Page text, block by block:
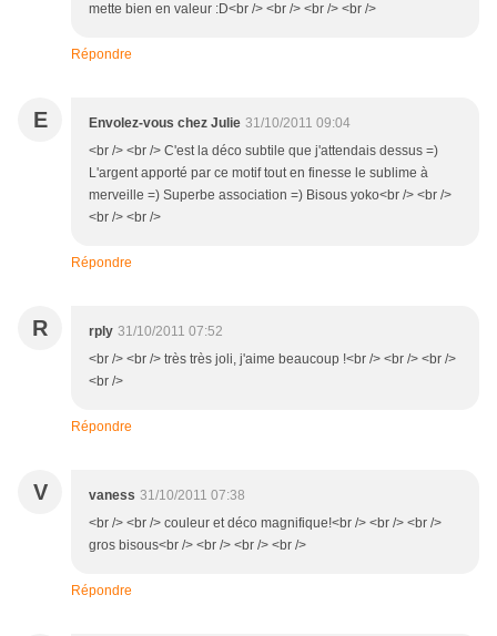
mette bien en valeur :D<br /> <br /> <br /> <br />
Répondre
E Envolez-vous chez Julie 31/10/2011 09:04
<br /> <br /> C'est la déco subtile que j'attendais dessus =)
L'argent apporté par ce motif tout en finesse le sublime à
merveille =) Superbe association =) Bisous yoko<br /> <br />
<br /> <br />
Répondre
R rply 31/10/2011 07:52
<br /> <br /> très très joli, j'aime beaucoup !<br /> <br /> <br />
<br />
Répondre
V vaness 31/10/2011 07:38
<br /> <br /> couleur et déco magnifique!<br /> <br /> <br />
gros bisous<br /> <br /> <br /> <br />
Répondre